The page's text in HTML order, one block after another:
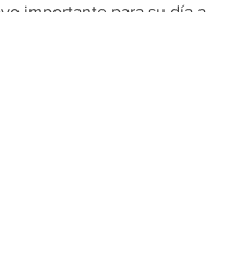
importante para su día a